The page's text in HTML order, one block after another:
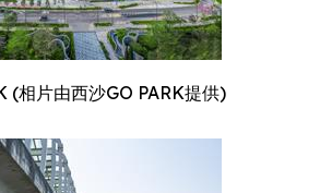
(相片由西沙GO PARK提供)